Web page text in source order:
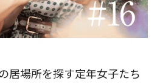
居場所を探す定年女子たち